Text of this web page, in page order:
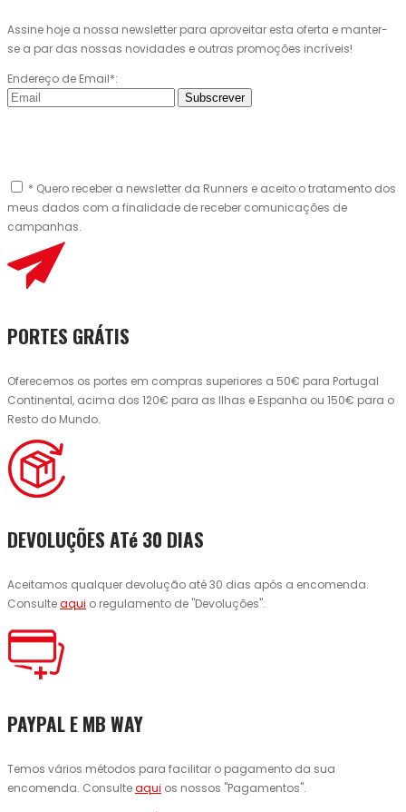
Assine hoje a nossa newsletter para aproveitar esta oferta e manter-
se a par das nossas novidades e outras promoções incríveis!
Endereço de Email*:
Subscrever
* Quero receber a newsletter da Runners e aceito o tratamento dos
meus dados com a finalidade de receber comunicações de
campanhas.
PORTES GRÁTIS
Oferecemos os portes em compras superiores a 50€ para Portugal
Continental, acima dos 120€ para as Ilhas e Espanha ou 150€ para o
Resto do Mundo.
DEVOLUÇÕES ATé 30 DIAS
Aceitamos qualquer devolução até 30 dias após a encomenda.
Consulteaqui o regulamento de "Devoluções".
PAYPAL E MB WAY
Temos vários métodos para facilitar o pagamento da sua
encomenda. Consulteaqui os nossos "Pagamentos".